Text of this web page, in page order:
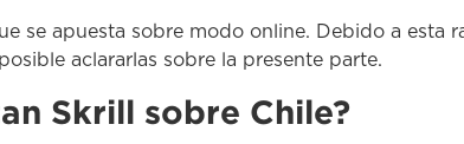
se apuesta sobre modo online. Debido a esta
aclararlas sobre la presente parte.
Skrill sobre Chile?